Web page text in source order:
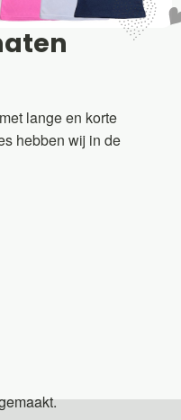
lange en korte
hebben wij in de